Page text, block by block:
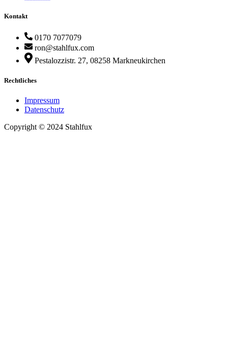
Kontakt
0170 7077079
ron@stahlfux.com
Pestalozzistr. 27, 08258 Markneukirchen
Rechtliches
Impressum
Datenschutz
Copyright © 2024 Stahlfux